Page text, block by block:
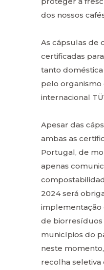
dos nossos
As cápsulas de
certificadas
tanto
pelo organismo
internacional
Apesar das
ambas as
Portugal, de
apenas
2024 será
implementação
de biorresíduos
municípios do
neste
recolha